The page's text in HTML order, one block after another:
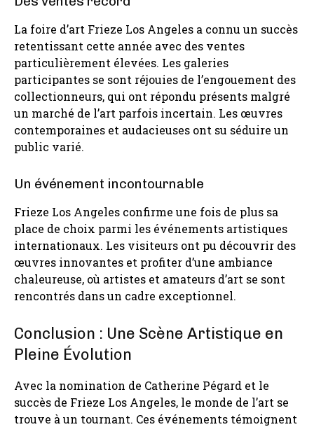
La foire d’art Frieze Los Angeles a connu un succès
retentissant cette année avec des ventes
particulièrement élevées. Les galeries
participantes se sont réjouies de l’engouement des
collectionneurs, qui ont répondu présents malgré
un marché de l’art parfois incertain. Les œuvres
contemporaines et audacieuses ont su séduire un
public varié.
Un événement incontournable
Frieze Los Angeles confirme une fois de plus sa
place de choix parmi les événements artistiques
internationaux. Les visiteurs ont pu découvrir des
œuvres innovantes et profiter d’une ambiance
chaleureuse, où artistes et amateurs d’art se sont
rencontrés dans un cadre exceptionnel.
Conclusion : Une Scène Artistique en
Pleine Évolution
Avec la nomination de Catherine Pégard et le
succès de Frieze Los Angeles, le monde de l’art se
trouve à un tournant. Ces événements témoignent